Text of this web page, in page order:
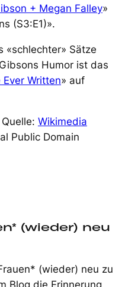
+ Megan Falley»
(S3:E1)».
«schlechter» Sätze
Humor ist das
Ever Written» auf
Wikimedia
Public Domain
(wieder) neu
(wieder) neu zu